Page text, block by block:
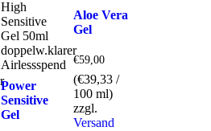
Power
Sensitive
Gel
Aloe Vera
Gel
€59,00
(€39,33/
100 ml)
zzgl.
Versand